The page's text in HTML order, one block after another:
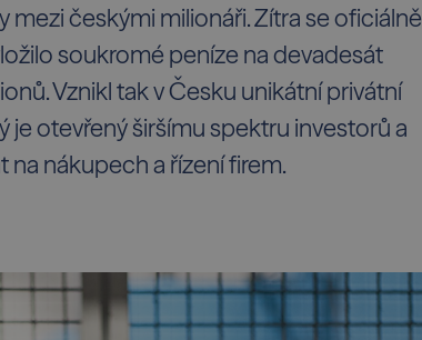
mezi českými milionáři. Zítra se oficiálně
soukromé peníze na devadesát
Vznikl tak v Česku unikátní privátní
otevřený širšímu spektru investorů a
na nákupech a řízení firem.